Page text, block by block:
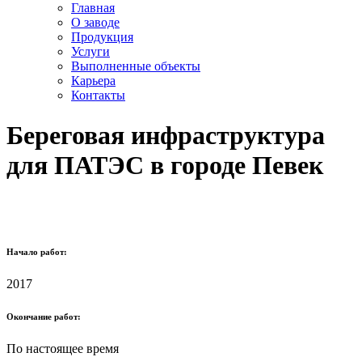
Главная
О заводе
Продукция
Услуги
Выполненные объекты
Карьера
Контакты
Береговая инфраструктура
для ПАТЭС в городе Певек
Начало работ:
2017
Окончание работ:
По настоящее время